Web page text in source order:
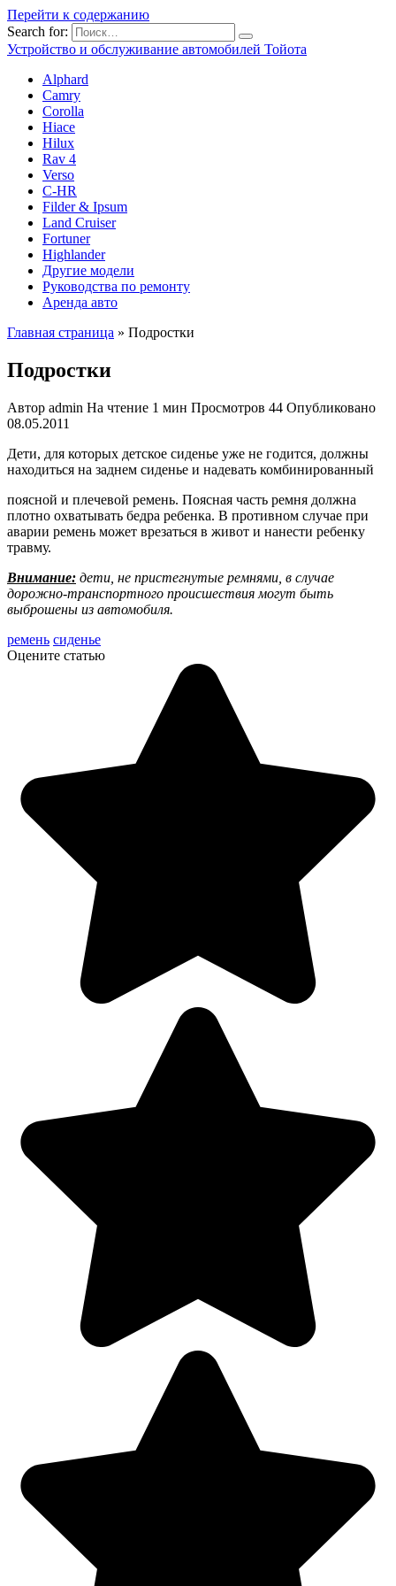
Перейти к содержанию
Search for:
Устройство и обслуживание автомобилей Тойота
Alphard
Camry
Corolla
Hiace
Hilux
Rav 4
Verso
C-HR
Filder & Ipsum
Land Cruiser
Fortuner
Highlander
Другие модели
Руководства по ремонту
Аренда авто
Главная страница » Подростки
Подростки
Автор admin На чтение 1 мин Просмотров 44 Опубликовано
08.05.2011
Дети, для которых детское сиденье уже не годится, должны
находиться на заднем сиденье и надевать комбинированный
поясной и плечевой ремень. Поясная часть ремня должна
плотно охватывать бедра ребенка. В противном случае при
аварии ремень может врезаться в живот и нанести ребенку
травму.
Внимание: дети, не пристегнутые ремнями, в случае
дорожно-транспортного происшествия могут быть
выброшены из автомобиля.
ремень сиденье
Оцените статью